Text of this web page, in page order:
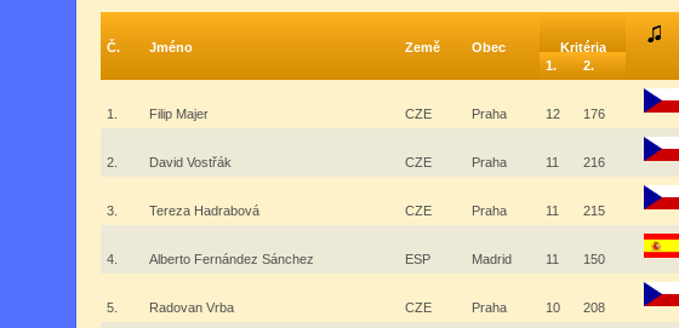
Č. Jméno Země Obec
Kritéria
1.
2.
1. Filip Majer CZE Praha 12 176
2. David Vostřák CZE Praha 11 216
3. Tereza Hadrabová CZE Praha 11 215
4. Alberto Fernández Sánchez ESP Madrid 11 150
5. Radovan Vrba CZE Praha 10 208